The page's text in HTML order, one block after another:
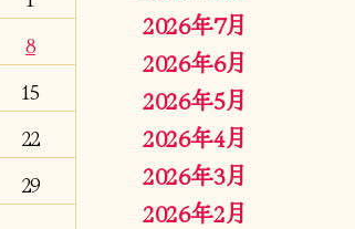
8
15
22
29
2026年7月
2026年6月
2026年5月
2026年4月
2026年3月
2026年2月